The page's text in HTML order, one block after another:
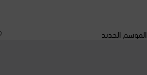
الموسم الجديد